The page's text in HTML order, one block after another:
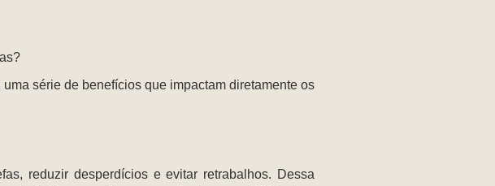
série de benefícios que impactam diretamente os
reduzir desperdícios e evitar retrabalhos. Dessa